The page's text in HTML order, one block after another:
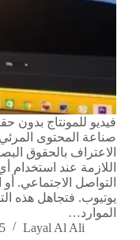
فيديو للمونتاج بدون
صناعة المحتوى
الاعتراف بالحقوق
اللازمة عند
التواصل الاجتماعي.
يوتيوب. فتجاهل هذه
الموارد…
Layal Al Ali
15